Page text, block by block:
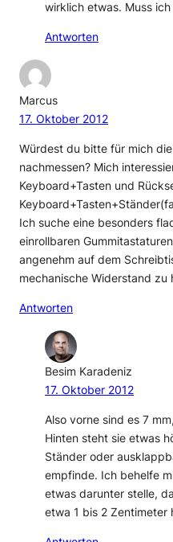
wirklich etwas. Muss
Antworten
Marcus
17. Oktober 2012
Würdest du bitte für mich
nachmessen? Mich
Keyboard+Tasten und
Ich suche eine besonders
einrollbaren
angenehm auf dem
mechanische Widerstand zu
Antworten
Besim Karadeniz
17. Oktober 2012
Also vorne sind es 7
Hinten steht sie etwas
Ständer oder
empfinde. Ich behelfe
etwas darunter stelle,
etwa 1 bis 2 Zentimeter